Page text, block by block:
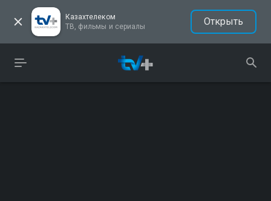
Казахтелеком
ТВ, фильмы и сериалы
Открыть